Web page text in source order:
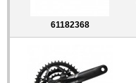
61182368